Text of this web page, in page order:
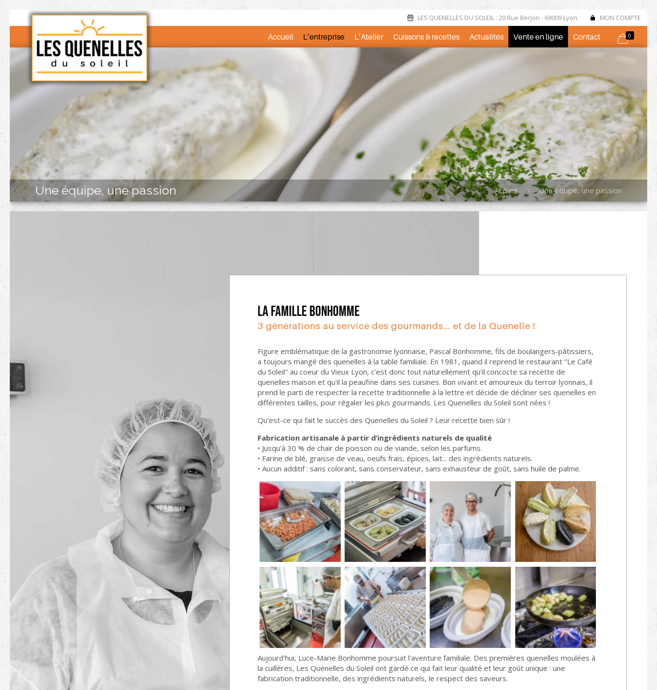
LES QUENELLES DU SOLEIL : 20 Rue Berjon - 69009 Lyon MON COMPTE
Accueil L’entreprise L’Atelier Cuissons & recettes Actualités Vente en ligne Contact 0
Une équipe, une passion Accueil Une équipe, une passion
LA FAMILLE BONHOMME
3 générations au service des gourmands... et de la Quenelle !
Figure emblématique de la gastronomie lyonnaise, Pascal Bonhomme, fils de boulangers-pâtissiers,
a toujours mangé des quenelles à la table familiale. En 1981, quand il reprend le restaurant "Le Café
du Soleil" au coeur du Vieux Lyon, c'est donc tout naturellement qu'il concocte sa recette de
quenelles maison et qu'il la peaufine dans ses cuisines. Bon vivant et amoureux du terroir lyonnais, il
prend le parti de respecter la recette traditionnelle à la lettre et décide de décliner ses quenelles en
différentes tailles, pour régaler les plus gourmands. Les Quenelles du Soleil sont nées !
Qu'est-ce qui fait le succès des Quenelles du Soleil ? Leur recette bien sûr !
Fabrication artisanale à partir d’ingrédients naturels de qualité
• Jusqu’à 30 % de chair de poisson ou de viande, selon les parfums.
• Farine de blé, graisse de veau, oeufs frais, épices, lait... des ingrédients naturels.
• Aucun additif : sans colorant, sans conservateur, sans exhausteur de goût, sans huile de palme.
Aujourd'hui, Luce-Marie Bonhomme poursuit l'aventure familiale. Des premières quenelles moulées à
la cuillères, Les Quenelles du Soleil ont gardé ce qui fait leur qualité et leur goût unique : une
fabrication traditionnelle, des ingrédients naturels, le respect des saveurs.